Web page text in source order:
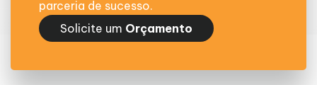
parceria de sucesso.
Solicite um Orçamento